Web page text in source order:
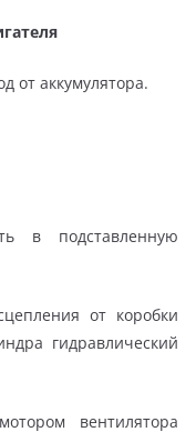
от аккумулятора.
в подставленную
от коробки
гидравлический
вентилятора